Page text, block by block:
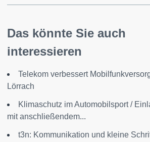
Das könnte Sie auch
interessieren
Telekom verbessert
Lörrach
Klimaschutz im Automobilsport /
mit anschließendem...
t3n: Kommunikation und kleine